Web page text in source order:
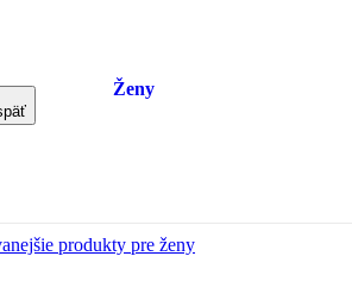
Ženy
produkty pre ženy